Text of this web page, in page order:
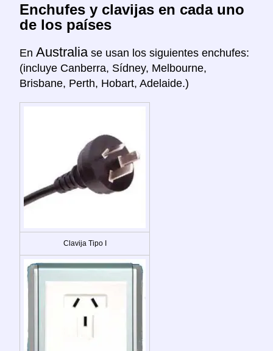
Enchufes y clavijas en cada uno
de los países
En Australia se usan los siguientes enchufes:
(incluye Canberra, Sídney, Melbourne,
Brisbane, Perth, Hobart, Adelaide.)
Clavija Tipo I